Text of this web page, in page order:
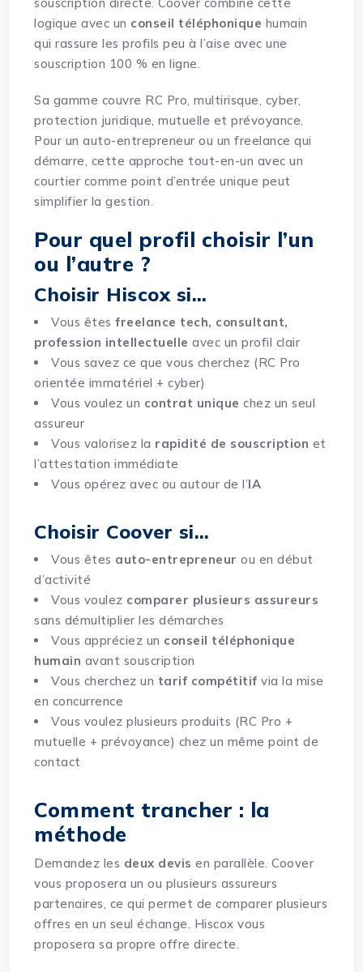
logique avec un conseil téléphonique humain
qui rassure les profils peu à l’aise avec une
souscription 100 % en ligne.
Sa gamme couvre RC Pro, multirisque, cyber,
protection juridique, mutuelle et prévoyance.
Pour un auto-entrepreneur ou un freelance qui
démarre, cette approche tout-en-un avec un
courtier comme point d’entrée unique peut
simplifier la gestion.
Pour quel profil choisir l’un
ou l’autre ?
Choisir Hiscox si…
Vous êtesfreelance tech, consultant,
profession intellectuelle avec un profil clair
Vous savez ce que vous cherchez (RC Pro
orientée immatériel + cyber)
Vous voulez un contrat unique chez un seul
assureur
Vous valorisez la rapidité de souscription et
l’attestation immédiate
Vous opérez avec ou autour de l’IA
Choisir Coover si…
Vous êtes auto-entrepreneur ou en début
d’activité
Vous voulez comparer plusieurs assureurs
sans démultiplier les démarches
Vous appréciez un conseil téléphonique
humain avant souscription
Vous cherchez un tarif compétitif via la mise
en concurrence
Vous voulez plusieurs produits (RC Pro +
mutuelle + prévoyance) chez un même point de
contact
Comment trancher : la
méthode
Demandez les deux devis en parallèle. Coover
vous proposera un ou plusieurs assureurs
partenaires, ce qui permet de comparer plusieurs
offres en un seul échange. Hiscox vous
proposera sa propre offre directe.